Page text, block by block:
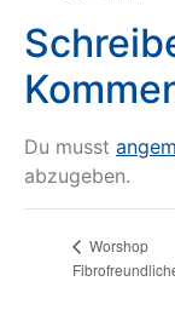
Du musst
abzugeben.
Worshop